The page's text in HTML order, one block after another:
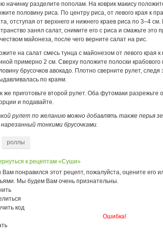
начинку разделите пополам. На коврик макису
половину риса. По центру риса, от левого края к
отступая от верхнего и нижнего краев риса по 3–4
занял салат, снимите его с риса и смажьте это
майонеза, после чего верните салат на рис.
на салат смесь тунца с майонезом от левого края
примерно 2 см. Сверху положите полоски крабового
брусочков авокадо. Плотно сверните рулет,
по краям.
же приготовьте второй рулет. Оба футомаки
и подавайте.
рулет по желанию можно добавлять также перья
тонкими брусочками.
роллы
к рецептам «Суши»
Вам понравился этот рецепт, пожалуйста, оцените его
Мы будем Вам очень признательны.
код
Ошибка!